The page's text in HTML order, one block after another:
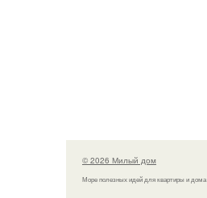
© 2026 Милый дом
Море полезных идей для квартиры и дома